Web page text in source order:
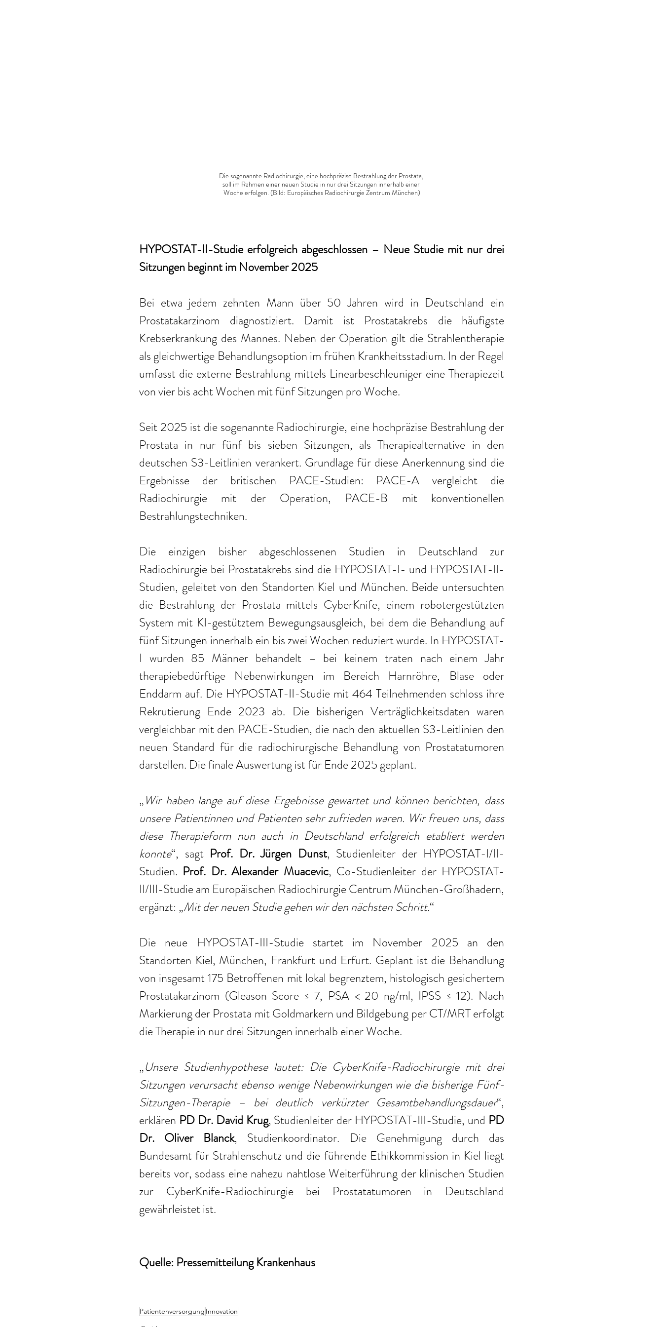
Die sogenannte Radiochirurgie, eine hochpräzise Bestrahlung der Prostata,
soll im Rahmen einer neuen Studie in nur drei Sitzungen innerhalb einer
Woche erfolgen. (Bild: Europäisches Radiochirurgie Zentrum München)
HYPOSTAT-II-Studie erfolgreich abgeschlossen – Neue Studie mit nur drei
Sitzungen beginnt im November 2025
Bei etwa jedem zehnten Mann über 50 Jahren wird in Deutschland ein
Prostatakarzinom diagnostiziert. Damit ist Prostatakrebs die häufigste
Krebserkrankung des Mannes. Neben der Operation gilt die Strahlentherapie
als gleichwertige Behandlungsoption im frühen Krankheitsstadium. In der Regel
umfasst die externe Bestrahlung mittels Linearbeschleuniger eine Therapiezeit
von vier bis acht Wochen mit fünf Sitzungen pro Woche.
Seit 2025 ist die sogenannte Radiochirurgie, eine hochpräzise Bestrahlung der
Prostata in nur fünf bis sieben Sitzungen, als Therapiealternative in den
deutschen S3-Leitlinien verankert. Grundlage für diese Anerkennung sind die
Ergebnisse der britischen PACE-Studien: PACE-A vergleicht die
Radiochirurgie mit der Operation, PACE-B mit konventionellen
Bestrahlungstechniken.
Die einzigen bisher abgeschlossenen Studien in Deutschland zur
Radiochirurgie bei Prostatakrebs sind die HYPOSTAT-I- und HYPOSTAT-II-
Studien, geleitet von den Standorten Kiel und München. Beide untersuchten
die Bestrahlung der Prostata mittels CyberKnife, einem robotergestützten
System mit KI-gestütztem Bewegungsausgleich, bei dem die Behandlung auf
fünf Sitzungen innerhalb ein bis zwei Wochen reduziert wurde. In HYPOSTAT-
I wurden 85 Männer behandelt – bei keinem traten nach einem Jahr
therapiebedürftige Nebenwirkungen im Bereich Harnröhre, Blase oder
Enddarm auf. Die HYPOSTAT-II-Studie mit 464 Teilnehmenden schloss ihre
Rekrutierung Ende 2023 ab. Die bisherigen Verträglichkeitsdaten waren
vergleichbar mit den PACE-Studien, die nach den aktuellen S3-Leitlinien den
neuen Standard für die radiochirurgische Behandlung von Prostatatumoren
darstellen. Die finale Auswertung ist für Ende 2025 geplant.
„Wir haben lange auf diese Ergebnisse gewartet und können berichten, dass
unsere Patientinnen und Patienten sehr zufrieden waren. Wir freuen uns, dass
diese Therapieform nun auch in Deutschland erfolgreich etabliert werden
konnte“, sagt Prof. Dr. Jürgen Dunst, Studienleiter der HYPOSTAT-I/II-
Studien. Prof. Dr. Alexander Muacevic, Co-Studienleiter der HYPOSTAT-
II/III-Studie am Europäischen Radiochirurgie Centrum München-Großhadern,
ergänzt: „Mit der neuen Studie gehen wir den nächsten Schritt.“
Die neue HYPOSTAT-III-Studie startet im November 2025 an den
Standorten Kiel, München, Frankfurt und Erfurt. Geplant ist die Behandlung
von insgesamt 175 Betroffenen mit lokal begrenztem, histologisch gesichertem
Prostatakarzinom (Gleason Score ≤ 7, PSA < 20 ng/ml, IPSS ≤ 12). Nach
Markierung der Prostata mit Goldmarkern und Bildgebung per CT/MRT erfolgt
die Therapie in nur drei Sitzungen innerhalb einer Woche.
„Unsere Studienhypothese lautet: Die CyberKnife-Radiochirurgie mit drei
Sitzungen verursacht ebenso wenige Nebenwirkungen wie die bisherige Fünf-
Sitzungen-Therapie – bei deutlich verkürzter Gesamtbehandlungsdauer“,
erklären PD Dr. David Krug, Studienleiter der HYPOSTAT-III-Studie, und PD
Dr. Oliver Blanck, Studienkoordinator. Die Genehmigung durch das
Bundesamt für Strahlenschutz und die führende Ethikkommission in Kiel liegt
bereits vor, sodass eine nahezu nahtlose Weiterführung der klinischen Studien
zur CyberKnife-Radiochirurgie bei Prostatatumoren in Deutschland
gewährleistet ist.
Quelle: Pressemitteilung Krankenhaus
Patientenversorgung Innovation